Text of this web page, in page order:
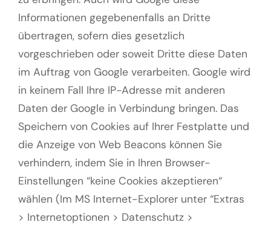
Informationen gegebenenfalls an Dritte
übertragen, sofern dies gesetzlich
vorgeschrieben oder soweit Dritte diese Daten
im Auftrag von Google verarbeiten. Google wird
in keinem Fall Ihre IP-Adresse mit anderen
Daten der Google in Verbindung bringen. Das
Speichern von Cookies auf Ihrer Festplatte und
die Anzeige von Web Beacons können Sie
verhindern, indem Sie in Ihren Browser-
Einstellungen “keine Cookies akzeptieren“
wählen (Im MS Internet-Explorer unter “Extras
> Internetoptionen > Datenschutz >